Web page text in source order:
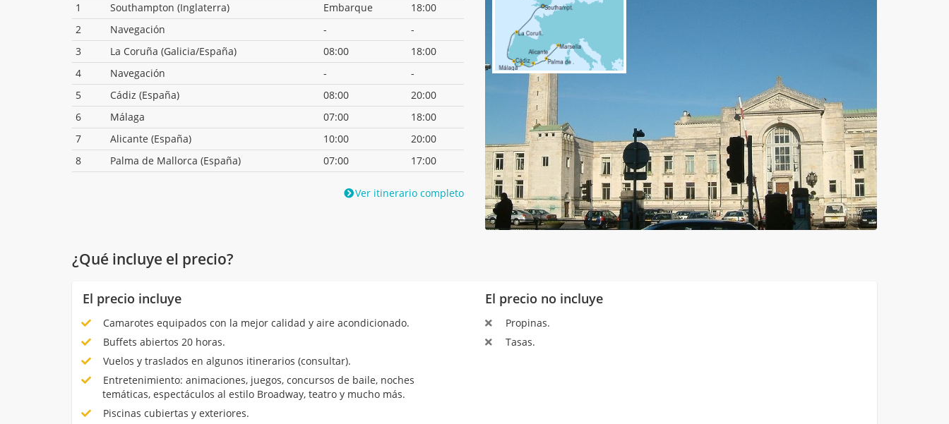
1
Southampton (Inglaterra) Embarque
18:00
2
Navegación -
-
3
La Coruña (Galicia/España) 08:00
18:00
4
Navegación -
-
5
Cádiz (España) 08:00
20:00
6
Málaga 07:00
18:00
7
Alicante (España) 10:00
20:00
8
Palma de Mallorca (España) 07:00 17:00
Ver itinerario completo
¿Qué incluye el precio?
El precio incluye
Camarotes equipados con la mejor calidad y aire acondicionado.
Buffets abiertos 20 horas.
Vuelos y traslados en algunos itinerarios (consultar).
Entretenimiento: animaciones, juegos, concursos de baile, noches
temáticas, espectáculos al estilo Broadway, teatro y mucho más.
Piscinas cubiertas y exteriores.
El precio no incluye
Propinas.
Tasas.